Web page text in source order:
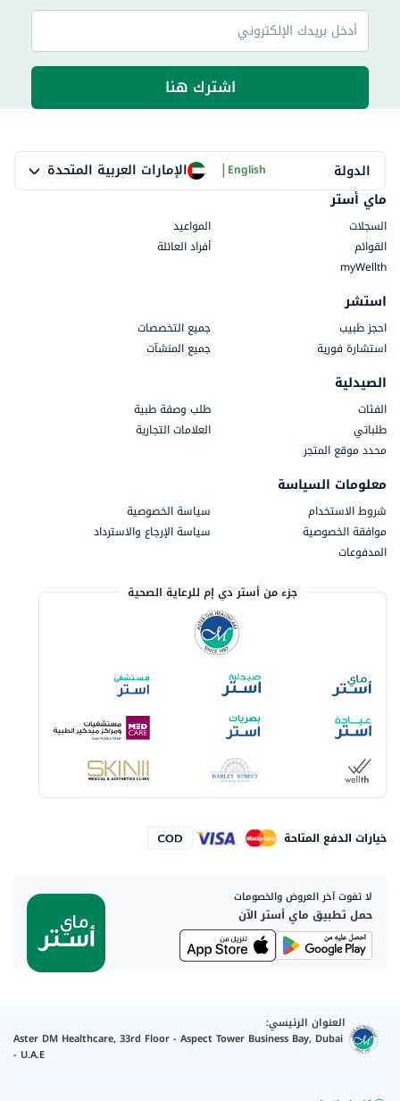
اشترك هنا
الدولة الإمارات العربية المتحدة |English
ماي أستر
السجلات
المواعيد
القوائم
أفراد العائلة
myWellth
استشر
احجز طبيب
جميع التخصصات
استشارة فورية
جميع المنشآت
الصيدلية
الفئات
طلب وصفة طبية
طلباتي
العلامات التجارية
محدد موقع المتجر
معلومات السياسة
شروط الاستخدام
سياسة الخصوصية
موافقة الخصوصية
سياسة الإرجاع والاسترداد
المدفوعات
جزء من أستر دي إم للرعاية الصحية
خيارات الدفع المتاحة
لا تفوت آخر العروض والخصومات
حمل تطبيق ماي أستر الآن
العنوان الرئيسي:
Aster DM Healthcare, 33rd Floor - Aspect Tower Business Bay, Dubai
- U.A.E